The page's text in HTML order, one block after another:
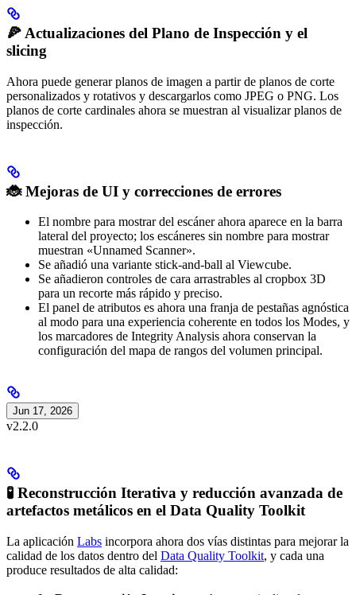
🍕 Actualizaciones del Plano de Inspección y el
slicing
Ahora puede generar planos de imagen a partir de planos de corte
personalizados y rotativos y descargarlos como JPEG o PNG. Los
planos de corte cardinales ahora se muestran al visualizar planos de
inspección.
🐞 Mejoras de UI y correcciones de errores
El nombre para mostrar del escáner ahora aparece en la barra
lateral del proyecto; los escáneres sin nombre para mostrar
muestran «Unnamed Scanner».
Se añadió una variante stick-and-ball al Viewcube.
Se añadieron controles de cara arrastrables al cropbox 3D
para un recorte más rápido y preciso.
El panel de atributos es ahora una franja de pestañas agnóstica
al modo para una experiencia coherente en todos los Modes, y
los marcadores de Integrity Analysis ahora conservan la
configuración del mapa de rangos del volumen principal.
Jun 17, 2026
v2.2.0
🧪 Reconstrucción Iterativa y reducción avanzada de
artefactos metálicos en el Data Quality Toolkit
La aplicación Labs incorpora ahora dos vías distintas para mejorar la
calidad de los datos dentro del Data Quality Toolkit, y cada una
produce resultados de alta calidad: